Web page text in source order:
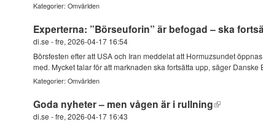
Kategorier: Omvärlden
Experterna: ”Börseuforin” är befogad – ska
di.se -fre, 2026-04-17 16:54
Börsfesten efter att USA och Iran meddelat att Hormuzsundet
med. Mycket talar för att marknaden ska fortsätta upp, säger
Kategorier: Omvärlden
Goda nyheter – men vågen är i rullning
di.se -fre, 2026-04-17 16:43